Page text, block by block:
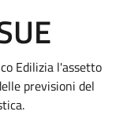
Edilizia l'assetto
previsioni del